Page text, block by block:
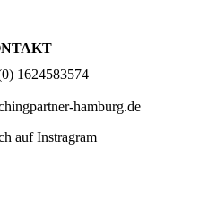
1624583574
hamburg.de
auf Instragram